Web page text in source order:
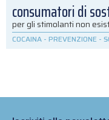
consumatori di
per gli stimolanti non
COCAINA - PREVENZIONE -